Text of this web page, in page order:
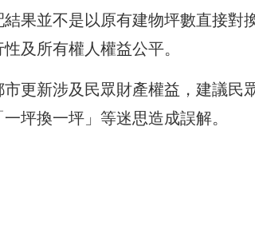
果並不是以原有建物坪數直接對
及所有權人權益公平。
更新涉及民眾財產權益，建議民
坪換一坪」等迷思造成誤解。